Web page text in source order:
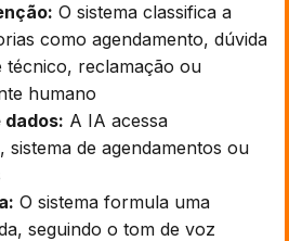
O sistema classifica a
como agendamento, dúvida
reclamação ou
humano
dados: A IA acessa
sistema de agendamentos ou
O sistema formula uma
seguindo o tom de voz